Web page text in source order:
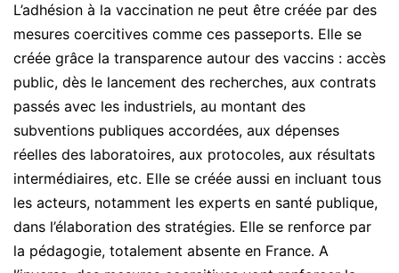
L’adhésion à la vaccination ne peut être créée par des
mesures coercitives comme ces passeports. Elle se
créée grâce la transparence autour des vaccins : accès
public, dès le lancement des recherches, aux contrats
passés avec les industriels, au montant des
subventions publiques accordées, aux dépenses
réelles des laboratoires, aux protocoles, aux résultats
intermédiaires, etc. Elle se créée aussi en incluant tous
les acteurs, notamment les experts en santé publique,
dans l’élaboration des stratégies. Elle se renforce par
la pédagogie, totalement absente en France. A